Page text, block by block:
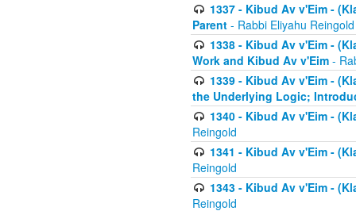
1337 - Kibud Av v'Eim -
Parent - Rabbi Eliyahu Reingold
1338 - Kibud Av v'Eim -
Work and Kibud Av v'Eim -
1339 - Kibud Av v'Eim -
the Underlying Logic;
1340 - Kibud Av v'Eim -
Reingold
1341 - Kibud Av v'Eim -
Reingold
1343 - Kibud Av v'Eim -
Reingold